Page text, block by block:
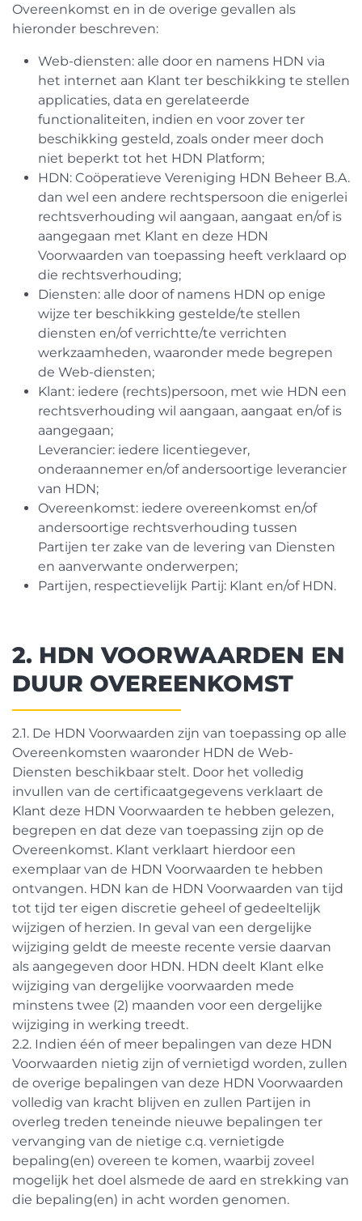
Overeenkomst en in de overige gevallen als
hieronder beschreven:
Web-diensten: alle door en namens HDN via
het internet aan Klant ter beschikking te stellen
applicaties, data en gerelateerde
functionaliteiten, indien en voor zover ter
beschikking gesteld, zoals onder meer doch
niet beperkt tot het HDN Platform;
HDN: Coöperatieve Vereniging HDN Beheer B.A.
dan wel een andere rechtspersoon die enigerlei
rechtsverhouding wil aangaan, aangaat en/of is
aangegaan met Klant en deze HDN
Voorwaarden van toepassing heeft verklaard op
die rechtsverhouding;
Diensten: alle door of namens HDN op enige
wijze ter beschikking gestelde/te stellen
diensten en/of verrichtte/te verrichten
werkzaamheden, waaronder mede begrepen
de Web-diensten;
Klant: iedere (rechts)persoon, met wie HDN een
rechtsverhouding wil aangaan, aangaat en/of is
aangegaan;
Leverancier: iedere licentiegever,
onderaannemer en/of andersoortige leverancier
van HDN;
Overeenkomst: iedere overeenkomst en/of
andersoortige rechtsverhouding tussen
Partijen ter zake van de levering van Diensten
en aanverwante onderwerpen;
Partijen, respectievelijk Partij: Klant en/of HDN.
2. HDN VOORWAARDEN EN
DUUR OVEREENKOMST
2.1. De HDN Voorwaarden zijn van toepassing op alle
Overeenkomsten waaronder HDN de Web-
Diensten beschikbaar stelt. Door het volledig
invullen van de certificaatgegevens verklaart de
Klant deze HDN Voorwaarden te hebben gelezen,
begrepen en dat deze van toepassing zijn op de
Overeenkomst. Klant verklaart hierdoor een
exemplaar van de HDN Voorwaarden te hebben
ontvangen. HDN kan de HDN Voorwaarden van tijd
tot tijd ter eigen discretie geheel of gedeeltelijk
wijzigen of herzien. In geval van een dergelijke
wijziging geldt de meeste recente versie daarvan
als aangegeven door HDN. HDN deelt Klant elke
wijziging van dergelijke voorwaarden mede
minstens twee (2) maanden voor een dergelijke
wijziging in werking treedt.
2.2. Indien één of meer bepalingen van deze HDN
Voorwaarden nietig zijn of vernietigd worden, zullen
de overige bepalingen van deze HDN Voorwaarden
volledig van kracht blijven en zullen Partijen in
overleg treden teneinde nieuwe bepalingen ter
vervanging van de nietige c.q. vernietigde
bepaling(en) overeen te komen, waarbij zoveel
mogelijk het doel alsmede de aard en strekking van
die bepaling(en) in acht worden genomen.